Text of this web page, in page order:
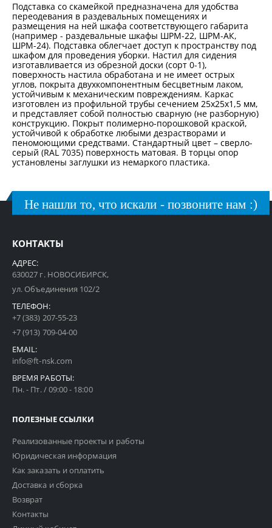
Подставка со скамейкой предназначена для удобства
переодевания в раздевальных помещениях и
размещения на ней шкафа соответствующего габарита
(например - раздевальные шкафы ШРМ-22, ШРМ-АК,
ШРМ-24). Подставка облегчает доступ к пространству под
шкафом для проведения уборки. Настил для сидения
изготавливается из обрезной доски (сорт 0-1),
поверхность настила обработана и не имеет острых
углов, покрыта двухкомпонентным бесцветным лаком,
устойчивым к механическим повреждениям. Каркас
изготовлен из профильной трубы сечением 25х25х1,5 мм,
и представляет собой полностью сварную (не разборную)
конструкцию. Покрыт полимерно-порошковой краской,
устойчивой к обработке любыми дезрастворами и
пеномоющими средствами. Стандартный цвет – сверло-
серый (RAL 7035) поверхность матовая. В торцы опор
установлены заглушки из немаркого пластика.
Не нашли то, что искали - позвоните нам :)
КОНТАКТЫ
АДРЕС:
630027 г. НОВОСИБИРСК,
ул. Объединения 102/2
ТЕЛЕФОН:
+7 (383) 207-55-23
+7 (913) 709-04-00
EMAIL:
info@ft-nsk.com
ВРЕМЯ РАБОТЫ:
Пн. - Пт. / 09:00 - 18:00
ПОЛЕЗНЫЕ ССЫЛКИ
Реализованные проекты и работы
Юридическая информация
Как заказать и оплатить
Доставка и сборка
Возврат
Контакты